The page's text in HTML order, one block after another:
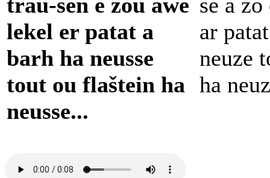
lekel er patat a
barh ha neusse
tout ou flaštein ha
neusse...
ar
neuze
ha